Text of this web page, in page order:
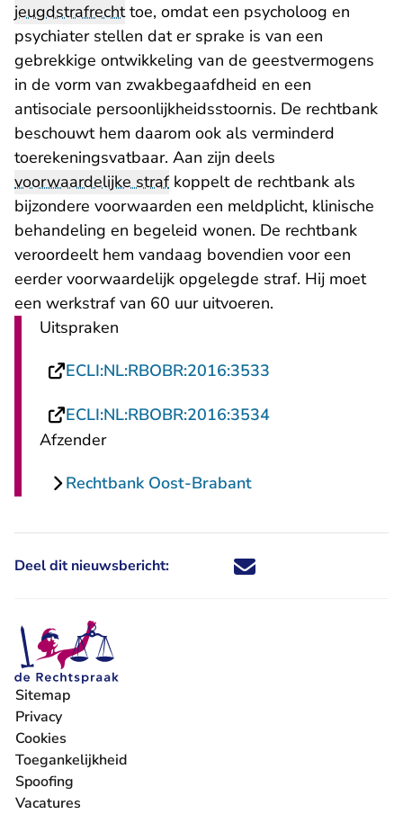
jeugdstrafrechttoe, omdat een psycholoog en
psychiater stellen dat er sprake is van een
gebrekkige ontwikkeling van de geestvermogens
in de vorm van zwakbegaafdheid en een
antisociale persoonlijkheidsstoornis. De rechtbank
beschouwt hem daarom ook als verminderd
toerekeningsvatbaar. Aan zijn deels
voorwaardelijke strafkoppelt de rechtbank als
bijzondere voorwaarden een meldplicht, klinische
behandeling en begeleid wonen. De rechtbank
veroordeelt hem vandaag bovendien voor een
eerder voorwaardelijk opgelegde straf. Hij moet
een werkstraf van 60 uur uitvoeren.
Uitspraken
ECLI:NL:RBOBR:2016:3533
ECLI:NL:RBOBR:2016:3534- U verlaat
Afzender
Rechtbank Oost-Brabant
Deel dit nieuwsbericht: Deel dit nieuwsbericht via X -
Deel dit nieuwsbericht via
Deel dit nieuwsbericht
Deel dit
Sitemap
Privacy
Cookies
Toegankelijkheid
Spoofing
Vacatures